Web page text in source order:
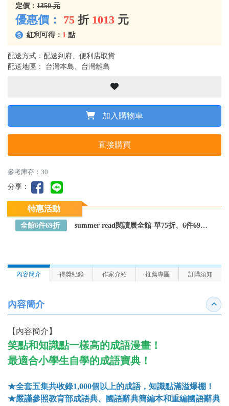
定價： 1350 元
優惠價： 75 折 1013 元
紅利可得： 1 點
配送方式：配送到府、便利店取貨
配送地區： 台灣本島、台灣離島
加入購物車
直接購買
參考庫存：30
分享：
特惠活動
全館6件69折 summer read閱讀展全館-單75折、6件69折～全館任選
內容簡介 得獎紀錄 作家介紹 推薦專區 訂購須知
內容簡介 收合
【內容簡介】
笑點和知識點一樣高的成語漫畫！
最適合小學生自學的成語寶典！
★全套五集共收錄1,000個以上的成語，知識點滿溢爆棚！
★嚴謹參照教育部成語典、國語辭典簡編本和重編國語辭典